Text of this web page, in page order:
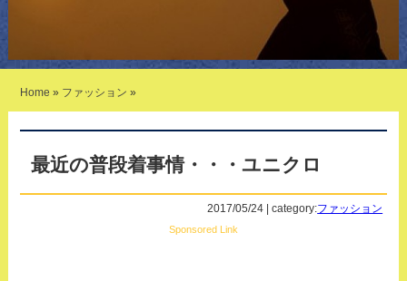
Home » ファッション »
最近の普段着事情・・・ユニクロ
2017/05/24 | category:ファッション
Sponsored Link